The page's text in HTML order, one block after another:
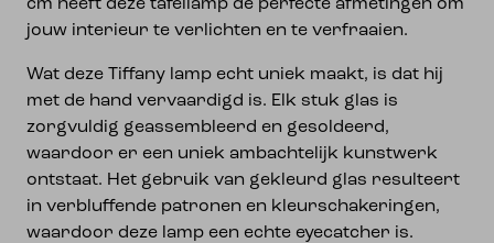
cm heeft deze tafellamp de perfecte afmetingen om
jouw interieur te verlichten en te verfraaien.
Wat deze Tiffany lamp echt uniek maakt, is dat hij
met de hand vervaardigd is. Elk stuk glas is
zorgvuldig geassembleerd en gesoldeerd,
waardoor er een uniek ambachtelijk kunstwerk
ontstaat. Het gebruik van gekleurd glas resulteert
in verbluffende patronen en kleurschakeringen,
waardoor deze lamp een echte eyecatcher is.